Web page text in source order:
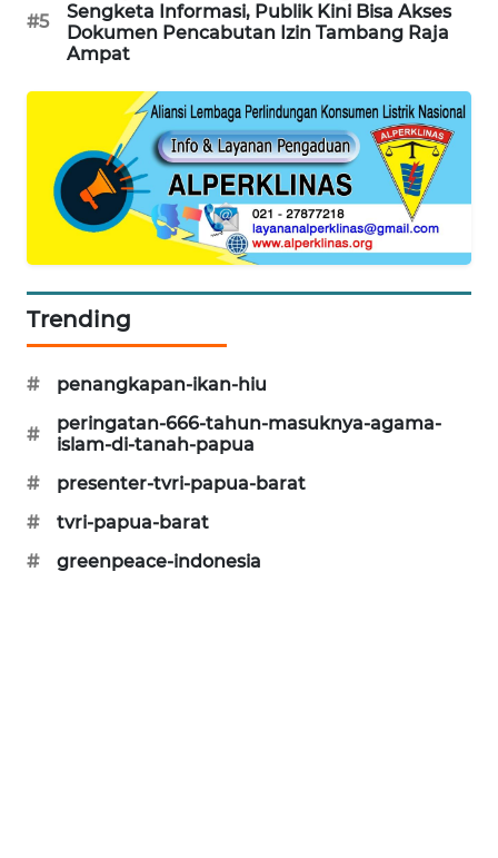
#5
Sengketa Informasi, Publik Kini Bisa Akses
Dokumen Pencabutan Izin Tambang Raja
Ampat
Trending
# penangkapan-ikan-hiu
#
peringatan-666-tahun-masuknya-agama-
islam-di-tanah-papua
#
presenter-tvri-papua-barat
#
tvri-papua-barat
#
greenpeace-indonesia
ALPERKLINAS
TAMBANG
NEWS
NEWS
SIDIKALANG
NEWS
NEWS
METRO
SIANTAR